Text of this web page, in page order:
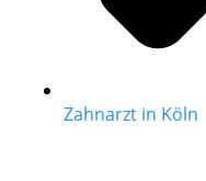
Zahnarzt in Köln